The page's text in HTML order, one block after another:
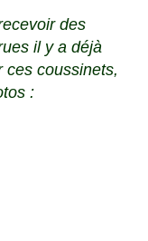
des
il y a déjà
ces coussinets,
: